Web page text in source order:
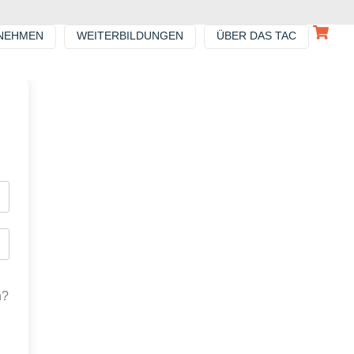
WEITERBILDUNGEN ÜBER DAS TAC